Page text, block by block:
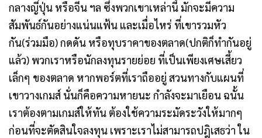
กลางญี่ปุ่น หรือจีน ฯล ซึ่งพวกเขาเหล่านี้ มักจะมีความ
สัมพันธ์กันอย่างแน่นแฟ้น และเมื่อไหร่ ที่เขารวมหัว
กัน(ร่วมมือ) กดดัน หรือทุบราคาของตลาด(ปกติก็ทำกันอยู่
แล้ว) พวกเราหรือนักลงทุนรายย่อย ที่เป็นเพียงเศษเสี้ยว
เล็กๆ ของตลาด หากพอร์ตที่เราถืออยู่ สวนทางกับแผนที่
เขาวางเกมส์ นั่นก็คือความหายนะ กำลังจะมาเยือน ฉนั้น
เราต้องตามเกมส์ให้ทัน ต้องใช้ความระมัดระวังให้มากๆ
ก่อนที่จะตัดสินใจลงทุน เพราะเราไม่สามารถปฎิเสธว่า ใน